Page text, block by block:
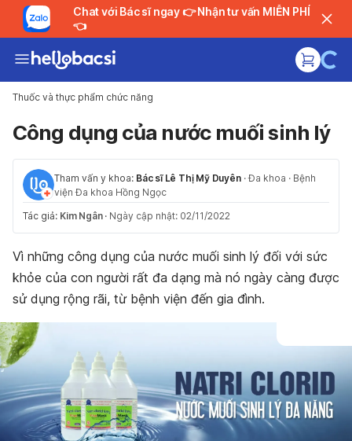
Chat với Bác sĩ ngay 👉 Nhận tư vấn MIỄN PHÍ
👈
Thuốc và thực phẩm chức năng
Công dụng của nước muối sinh lý
Tham vấn y khoa: Bác sĩ Lê Thị Mỹ Duyên ·Đa khoa · Bệnh
viện Đa khoa Hồng Ngọc
Tác giả: Kim Ngân · Ngày cập nhật: 02/11/2022
Vì những công dụng của nước muối sinh lý đối với sức
khỏe của con người rất đa dạng mà nó ngày càng được
sử dụng rộng rãi, từ bệnh viện đến gia đình.